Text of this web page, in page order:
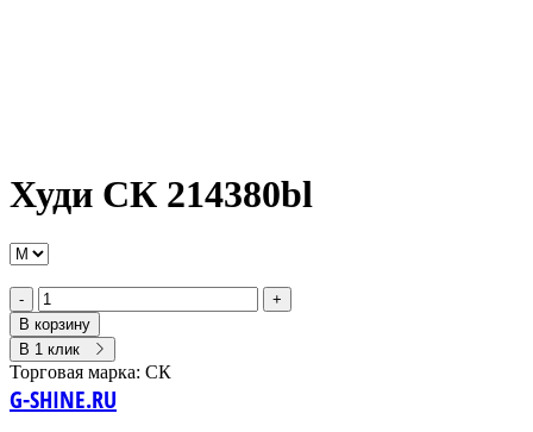
Худи СК 214380bl
-
+
В корзину
В 1 клик
Торговая марка: СК
G-SHINE.RU